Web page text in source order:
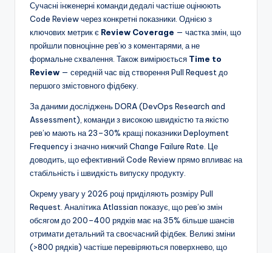
Сучасні інженерні команди дедалі частіше оцінюють
Code Review через конкретні показники. Однією з
ключових метрик є Review Coverage — частка змін, що
пройшли повноцінне рев’ю з коментарями, а не
формальне схвалення. Також вимірюється Time to
Review — середній час від створення Pull Request до
першого змістовного фідбеку.
За даними досліджень DORA (DevOps Research and
Assessment), команди з високою швидкістю та якістю
рев’ю мають на 23–30% кращі показники Deployment
Frequency і значно нижчий Change Failure Rate. Це
доводить, що ефективний Code Review прямо впливає на
стабільність і швидкість випуску продукту.
Окрему увагу у 2026 році приділяють розміру Pull
Request. Аналітика Atlassian показує, що рев’ю змін
обсягом до 200–400 рядків має на 35% більше шансів
отримати детальний та своєчасний фідбек. Великі зміни
(>800 рядків) частіше перевіряються поверхнево, що